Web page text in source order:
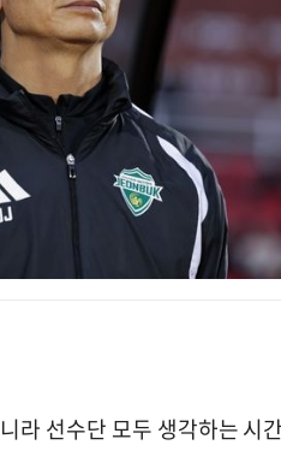
라 선수단 모두 생각하는 시